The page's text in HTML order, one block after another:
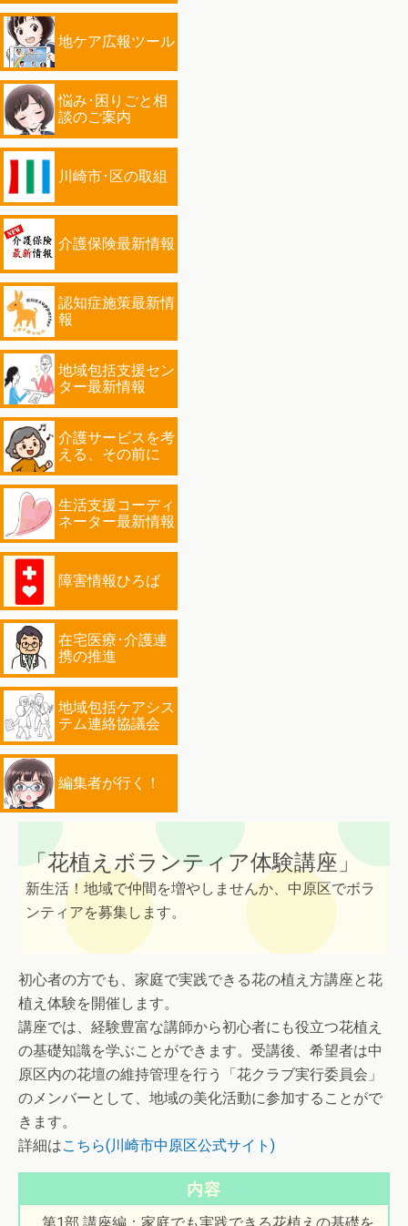
地ケア広報ツール
悩み･困りごと相
談のご案内
川崎市･区の取組
介護保険最新情報
認知症施策最新情
報
地域包括支援セン
ター最新情報
介護サービスを考
える、その前に
生活支援コーディ
ネーター最新情報
障害情報ひろば
在宅医療･介護連
携の推進
地域包括ケアシス
テム連絡協議会
編集者が行く！
「花植えボランティア体験講座」
新生活！地域で仲間を増やしませんか、中原区でボラ
ンティアを募集します。
初心者の方でも、家庭で実践できる花の植え方講座と花
植え体験を開催します。
講座では、経験豊富な講師から初心者にも役立つ花植え
の基礎知識を学ぶことができます。受講後、希望者は中
原区内の花壇の維持管理を行う「花クラブ実行委員会」
のメンバーとして、地域の美化活動に参加することがで
きます。
詳細はこちら(川崎市中原区公式サイト)
内容